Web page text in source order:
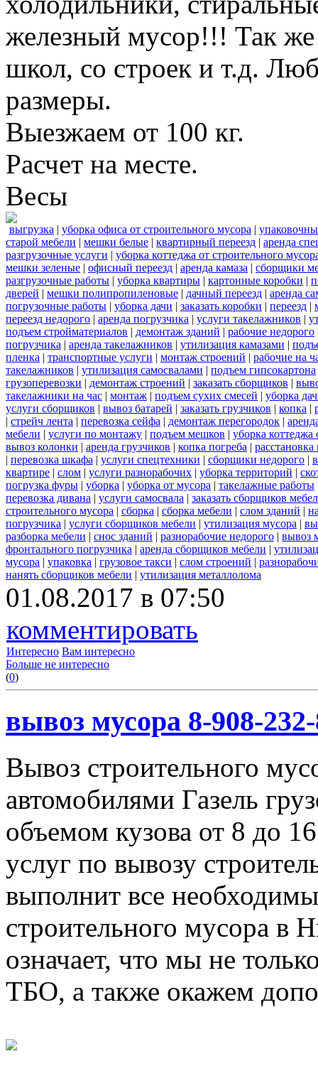
железный мусор!!! Так же
школ, со строек и т.д.
размеры.
Выезжаем от 100 кг.
Расчет на месте.
Весы
выгрузка | уборка офиса от строительного мусора |
старой мебели | мешки белые | квартирный переезд | аренда
разгрузочные услуги | уборка коттеджа от строительного
мешки зеленые | офисный переезд | аренда камаза | сборщики
разгрузочные работы | уборка квартиры | картонные коробки |
дверей | мешки полипропиленовые | дачный переезд | аренда
погрузочные работы | уборка дачи | заказать коробки | переезд |
переезд недорого | аренда погрузчика | услуги такелажников |
подъем стройматериалов | демонтаж зданий | рабочие недорого
погрузчика | аренда такелажников | утилизация камазами |
пленка | транспортные услуги | монтаж строений | рабочие на
такелажников | утилизация самосвалами | подъем гипсокартона
грузоперевозки | демонтаж строений | заказать сборщиков |
такелажники на час | монтаж | подъем сухих смесей | уборка
услуги сборщиков | вывоз батарей | заказать грузчиков | копка |
| стрейч лента | перевозка сейфа | демонтаж перегородок |
мебели | услуги по монтажу | подъем мешков | уборка коттеджа
вывоз колонки | аренда грузчиков | копка погреба | расстановка
| перевозка шкафа | услуги спецтехники | сборщики недорого |
квартире | слом | услуги разнорабочих | уборка территорий |
погрузка фуры | уборка | уборка от мусора | такелажные работы
перевозка дивана | услуги самосвала | заказать сборщиков
строительного мусора | сборка | сборка мебели | слом зданий |
погрузчика | услуги сборщиков мебели | утилизация мусора |
разборка мебели | снос зданий | разнорабочие недорого | вывоз
фронтального погрузчика | аренда сборщиков мебели |
мусора | упаковка | грузовое такси | слом строений |
нанять сборщиков мебели | утилизация металлолома
01.08.2017 в 07:50
комментировать
Интересно Вам интересно
Больше не интересно
(0)
вывоз мусора 8-908-
Вывоз строительного
автомобилями Газель
объемом кузова от 8 до
услуг по вывозу
выполнит все
строительного мусора в
означает, что мы не
ТБО, а также окажем